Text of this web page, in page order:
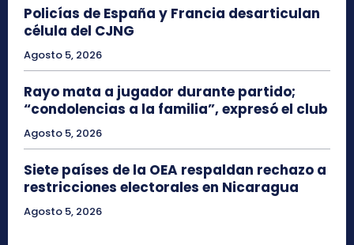
Policías de España y Francia desarticulan
célula del CJNG
Agosto 5, 2026
Rayo mata a jugador durante partido;
“condolencias a la familia”, expresó el club
Agosto 5, 2026
Siete países de la OEA respaldan rechazo a
restricciones electorales en Nicaragua
Agosto 5, 2026